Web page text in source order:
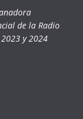
de la Radio
y 2024